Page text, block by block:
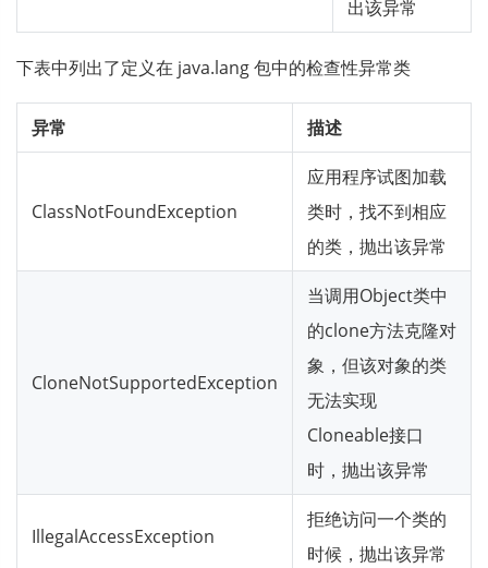
出该异常
下表中列出了定义在 java.lang 包中的检查性异常类
异常 描述
ClassNotFoundException
应用程序试图加载
类时，找不到相应
的类，抛出该异常
CloneNotSupportedException
当调用Object类中
的clone方法克隆对
象，但该对象的类
无法实现
Cloneable接口
时，抛出该异常
IllegalAccessException
拒绝访问一个类的
时候，抛出该异常